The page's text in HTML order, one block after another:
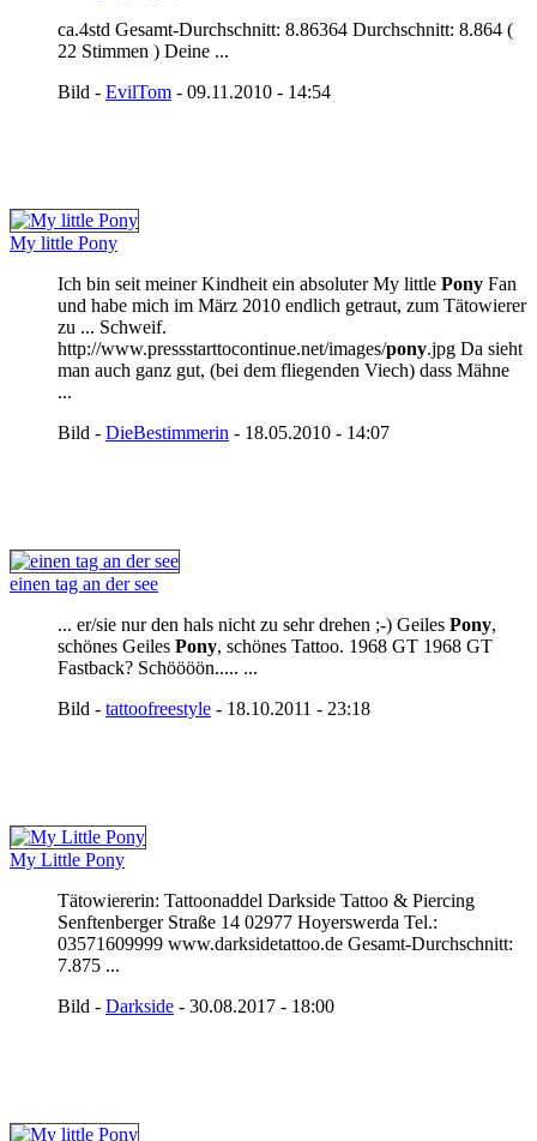
ca.4std Gesamt-Durchschnitt: 8.86364 Durchschnitt: 8.864 (
22 Stimmen ) Deine ...
Bild - EvilTom - 09.11.2010 - 14:54
My little Pony
Ich bin seit meiner Kindheit ein absoluter My little Pony Fan
und habe mich im März 2010 endlich getraut, zum Tätowierer
zu ... Schweif.
http://www.pressstarttocontinue.net/images/pony.jpg Da sieht
man auch ganz gut, (bei dem fliegenden Viech) dass Mähne
...
Bild - DieBestimmerin - 18.05.2010 - 14:07
einen tag an der see
... er/sie nur den hals nicht zu sehr drehen ;-) Geiles Pony,
schönes Geiles Pony, schönes Tattoo. 1968 GT 1968 GT
Fastback? Schöööön..... ...
Bild - tattoofreestyle - 18.10.2011 - 23:18
My Little Pony
Tätowiererin: Tattoonaddel Darkside Tattoo & Piercing
Senftenberger Straße 14 02977 Hoyerswerda Tel.:
03571609999 www.darksidetattoo.de Gesamt-Durchschnitt:
7.875 ...
Bild - Darkside - 30.08.2017 - 18:00